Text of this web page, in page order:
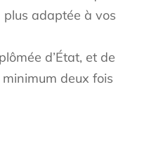
plus adaptée à vos
d’État, et de
deux fois